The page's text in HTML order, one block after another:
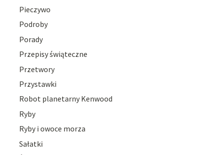
Pieczywo
Podroby
Porady
Przepisy świąteczne
Przetwory
Przystawki
Robot planetarny Kenwood
Ryby
Ryby i owoce morza
Sałatki